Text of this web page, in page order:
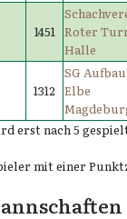
1451 Roter
Halle
1312
SG Aufbau
Elbe
erst nach 5
mit einer